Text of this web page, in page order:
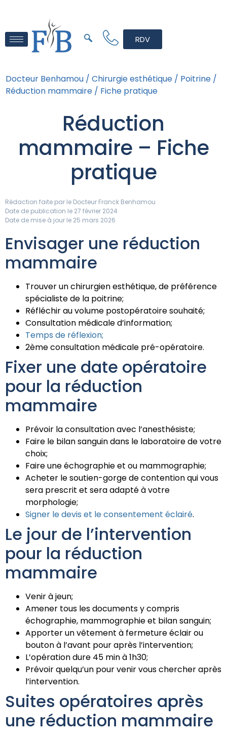
RDV
Docteur Benhamou / Chirurgie esthétique / Poitrine /
Réduction mammaire / Fiche pratique
Réduction
mammaire – Fiche
pratique
Rédaction faite par le Docteur Franck Benhamou
Date de publication le 27 février 2024
Date de mise à jour le 25 mars 2026
Envisager une réduction
mammaire
Trouver un chirurgien esthétique, de préférence
spécialiste de la poitrine;
Réfléchir au volume postopératoire souhaité;
Consultation médicale d’information;
Temps de réflexion;
2ème consultation médicale pré-opératoire.
Fixer une date opératoire
pour la réduction
mammaire
Prévoir la consultation avec l’anesthésiste;
Faire le bilan sanguin dans le laboratoire de votre
choix;
Faire une échographie et ou mammographie;
Acheter le soutien-gorge de contention qui vous
sera prescrit et sera adapté à votre
morphologie;
Signer le devis et le consentement éclairé.
Le jour de l’intervention
pour la réduction
mammaire
Venir à jeun;
Amener tous les documents y compris
échographie, mammographie et bilan sanguin;
Apporter un vêtement à fermeture éclair ou
bouton à l’avant pour après l’intervention;
L’opération dure 45 min à 1h30;
Prévoir quelqu’un pour venir vous chercher après
l’intervention.
Suites opératoires après
une réduction mammaire